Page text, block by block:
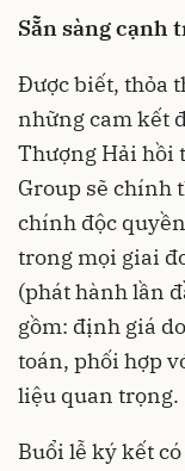
Sẵn sàng cạnh
Được biết, thỏa
những cam kết
Thượng Hải hồi
Group sẽ chính
chính độc
trong mọi giai
(phát hành lần
gồm: định giá
toán, phối hợp
liệu quan trọng.
Buổi lễ ký kết